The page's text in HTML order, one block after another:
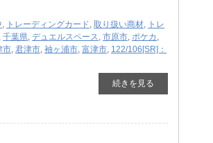
, トレーディングカード, 取り扱い商材, トレ
, 千葉県, デュエルスペース, 市原市, ポケカ ,
市, 君津市, 袖ヶ浦市, 富津市, 122/106[SR]：
続きを見る